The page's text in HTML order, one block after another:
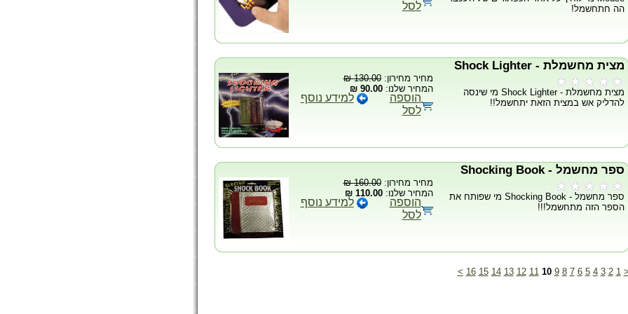
הה חתחשמל!
לסל
מצית מחשמלת - Shock Lighter
מצית מחשמלת - Shock Lighter מי שינסה
להדליק אש במצית הזאת יתחשמל!!
מחיר מחירון:130.00 ₪
המחיר שלנו:90.00 ₪
הוספה
לסל
למידע נוסף
ספר מחשמל - Shocking Book
ספר מחשמל - Shocking Book מי שפותח את
הספר הזה מתחשמל!!!
מחיר מחירון:160.00 ₪
המחיר שלנו:110.00 ₪
הוספה
לסל
למידע נוסף
1
2
3
4
5
6
7
8
9
10
11
12
13
14
15
16
>